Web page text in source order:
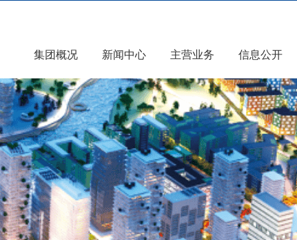
集团概况 新闻中心 主营业务 信息公开